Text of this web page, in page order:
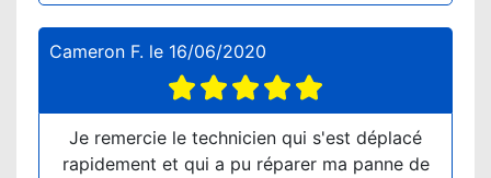
Cameron F. le 16/06/2020
Je remercie le technicien qui s'est déplacé
rapidement et qui a pu réparer ma panne de